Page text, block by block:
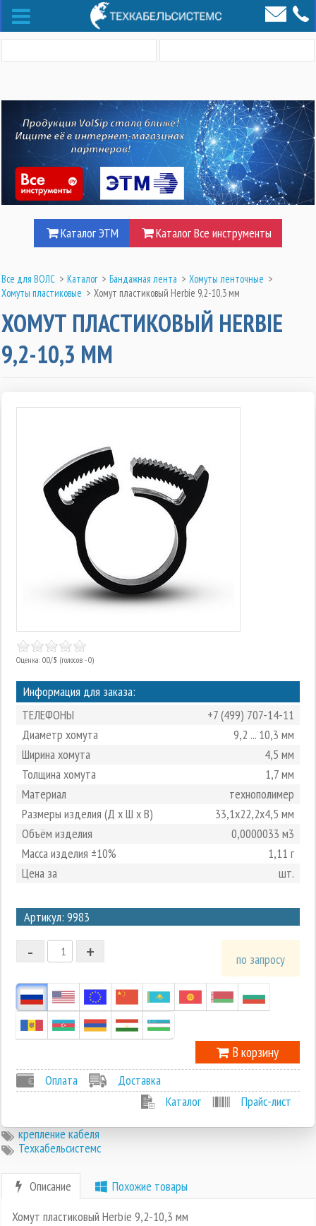
Каталог ЭТМ Каталог Все инструменты
Все для ВОЛС > Каталог > Бандажная лента > Хомуты ленточные >
Хомуты пластиковые > Хомут пластиковый Herbie 9,2-10,3 мм
ХОМУТ ПЛАСТИКОВЫЙ HERBIE
9,2-10,3 ММ
Оценка: 0.0/5 (голосов - 0)
Информация для заказа:
ТЕЛЕФОНЫ
+7 (499) 707-14-11
Диаметр хомута
9,2 ... 10,3 мм
Ширина хомута
4,5 мм
Толщина хомута
1,7 мм
Материал
технополимер
Размеры изделия (Д х Ш х В)
33,1х22,2х4,5 мм
Объём изделия
0,0000033 м3
Масса изделия ±10%
1,11 г
Цена за
шт.
Артикул: 9983
2
1
-1
+
- по запросу
В корзину
Оплата
Доставка
Каталог
Прайс-лист
крепление кабеля
Техкабельсистемс
Описание
Похожие товары
Хомут пластиковый Herbie 9,2-10,3 мм